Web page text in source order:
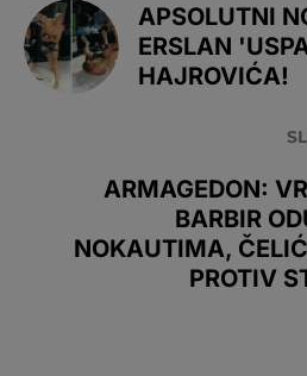
APSOLUTNI
ERSLAN
HAJROVIĆA!
ARMAGEDON:
BARBIR
NOKAUTIMA,
PROTIV